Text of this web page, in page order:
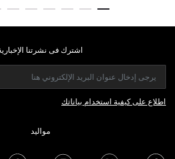
اشترك فى نشرتنا
اطلاع على كيفية استخدام بياناتك
مواليد